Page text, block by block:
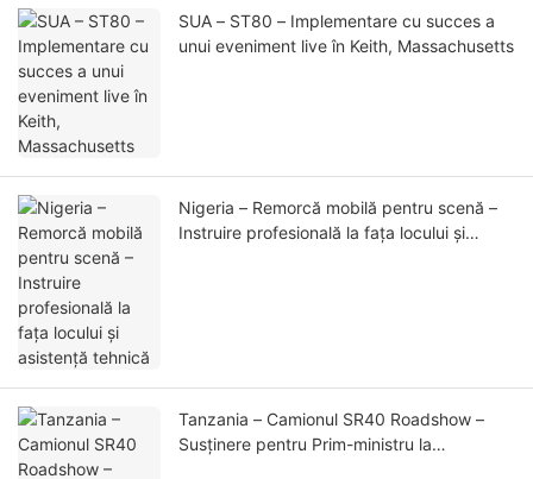
SUA – ST80 – Implementare cu succes a
unui eveniment live în Keith, Massachusetts
Nigeria – Remorcă mobilă pentru scenă –
Instruire profesională la fața locului și
Tanzania – Camionul SR40 Roadshow –
Susținere pentru Prim-ministru la